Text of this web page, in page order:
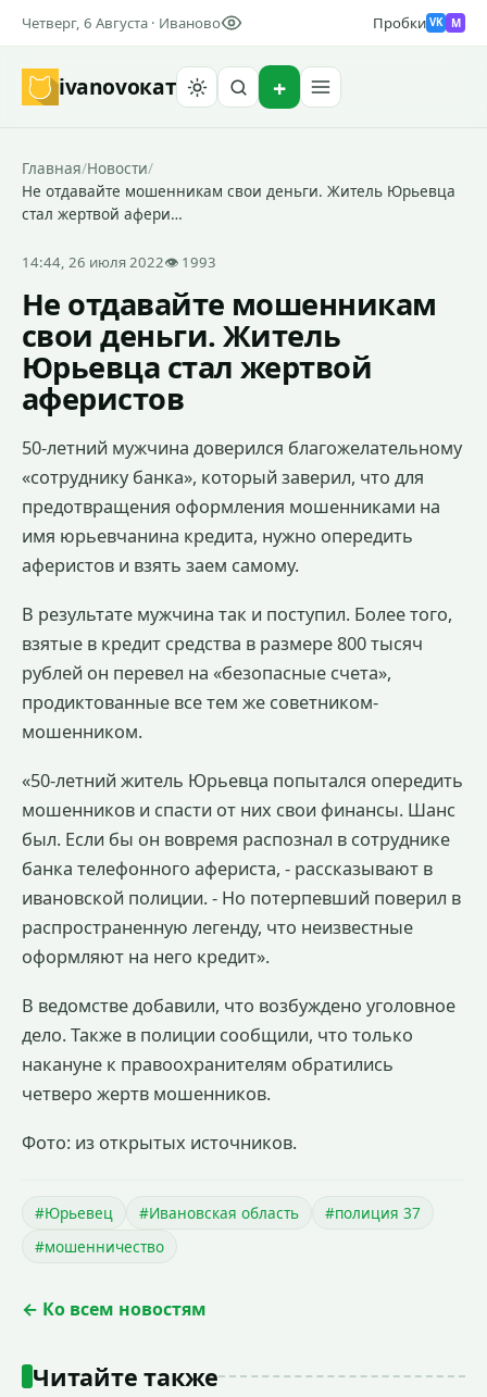
Четверг, 6 Августа · Иваново Пробки VK M
ivanovoкат
Главная/Новости/
Не отдавайте мошенникам свои деньги. Житель Юрьевца
стал жертвой афери…
14:44, 26 июля 2022👁 1993
Не отдавайте мошенникам
свои деньги. Житель
Юрьевца стал жертвой
аферистов
50-летний мужчина доверился благожелательному
«сотруднику банка», который заверил, что для
предотвращения оформления мошенниками на
имя юрьевчанина кредита, нужно опередить
аферистов и взять заем самому.
В результате мужчина так и поступил. Более того,
взятые в кредит средства в размере 800 тысяч
рублей он перевел на «безопасные счета»,
продиктованные все тем же советником-
мошенником.
«50-летний житель Юрьевца попытался опередить
мошенников и спасти от них свои финансы. Шанс
был. Если бы он вовремя распознал в сотруднике
банка телефонного афериста, - рассказывают в
ивановской полиции. - Но потерпевший поверил в
распространенную легенду, что неизвестные
оформляют на него кредит».
В ведомстве добавили, что возбуждено уголовное
дело. Также в полиции сообщили, что только
накануне к правоохранителям обратились
четверо жертв мошенников.
Фото: из открытых источников.
#Юрьевец #Ивановская область
#полиция 37
#мошенничество
← Ко всем новостям
Читайте также